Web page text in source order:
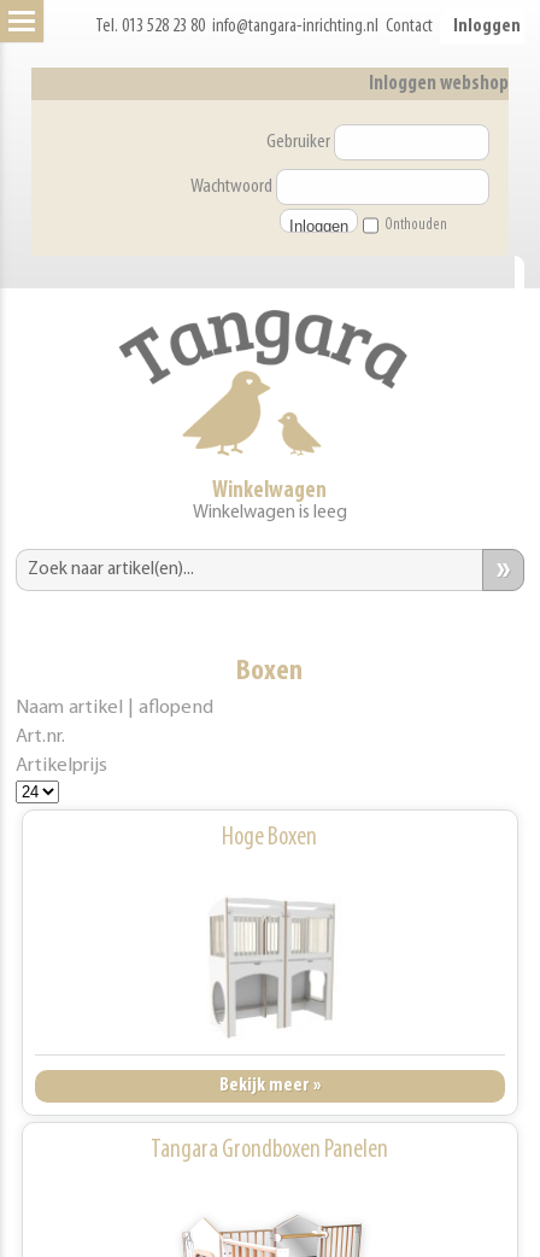
Tel. 013 528 23 80 info@tangara-inrichting.nl Contact Inloggen
Inloggen webshop
Gebruiker
Wachtwoord
Onthouden
Winkelwagen
Winkelwagen is leeg
»
Boxen
Naam artikel | aflopend
Art.nr.
Artikelprijs
Hoge Boxen
Bekijk meer »
Tangara Grondboxen Panelen